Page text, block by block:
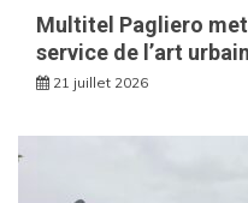
Multitel Pagliero
service de l’art
21 juillet 2026